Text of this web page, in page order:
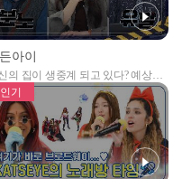
아이
의 집이 생중계 되고 있다? 예상치
곳에서 일어나는 불법촬영 범죄!
인기